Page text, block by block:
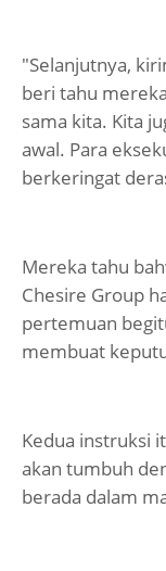
"Selanjutnya,
beri tahu
sama kita. Kita
awal. Para
berkeringat
Mereka tahu
Chesire Group
pertemuan
membuat
Kedua instruksi
akan tumbuh
berada dalam